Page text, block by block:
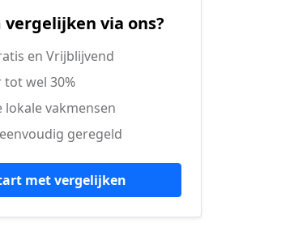
vergelijken via ons?
en Vrijblijvend
tot wel 30%
lokale vakmensen
geregeld
met vergelijken